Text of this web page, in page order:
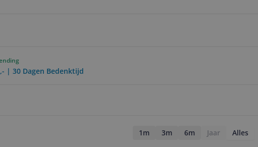
| 30 Dagen Bedenktijd
1m 3m 6m Jaar Alles